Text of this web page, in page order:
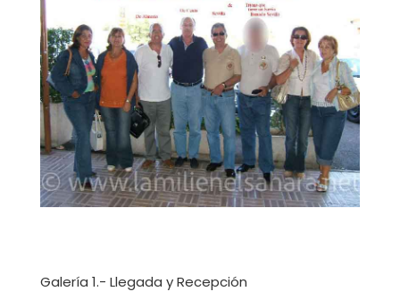
Galería 1.- Llegada y Recepción